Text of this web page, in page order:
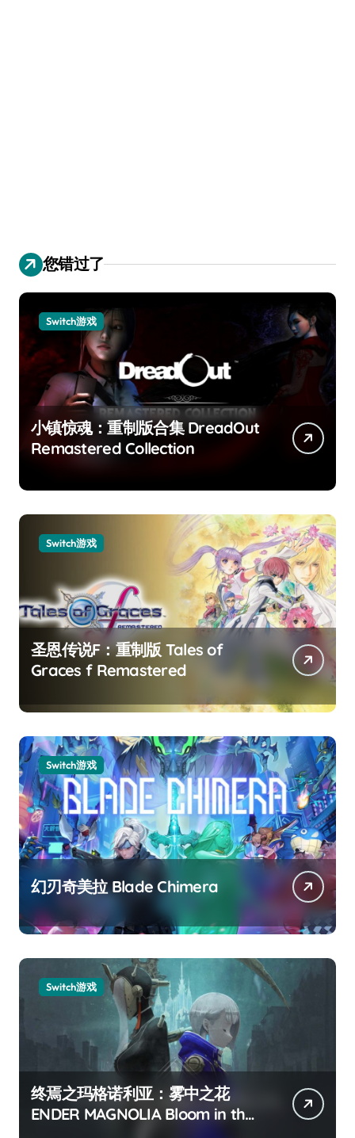
您错过了
Switch游戏
小镇惊魂：重制版合集 DreadOut
Remastered Collection
Switch游戏
圣恩传说F：重制版 Tales of
Graces f Remastered
Switch游戏
幻刃奇美拉 Blade Chimera
Switch游戏
终焉之玛格诺利亚：雾中之花
ENDER MAGNOLIA Bloom in the